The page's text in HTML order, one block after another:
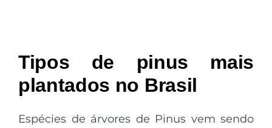
Tipos de pinus mais
plantados no Brasil
Espécies de árvores de Pinus vem sendo